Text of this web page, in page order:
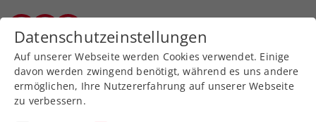
Zurück zur Newsübersicht
Turniere
Datenschutzeinstellungen
Auf unserer Webseite werden Cookies verwendet. Einige
davon werden zwingend benötigt, während es uns andere
ermöglichen, Ihre Nutzererfahrung auf unserer Webseite
zu verbessern.